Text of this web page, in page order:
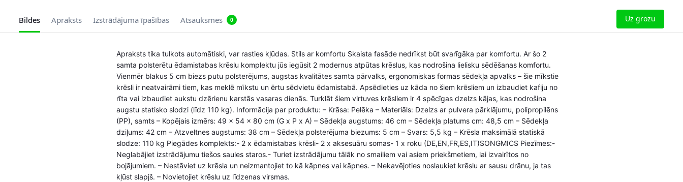
Bildes Apraksts Izstrādājuma īpašības Atsauksmes 0 Uz grozu
Apraksts tika tulkots automātiski, var rasties kļūdas. Stils ar komfortu Skaista fasāde nedrīkst būt svarīgāka par komfortu. Ar šo 2
samta polsterētu ēdamistabas krēslu komplektu jūs iegūsit 2 modernus atpūtas krēslus, kas nodrošina lielisku sēdēšanas komfortu.
Vienmēr blakus 5 cm biezs putu polsterējums, augstas kvalitātes samta pārvalks, ergonomiskas formas sēdekļa apvalks – šie mīkstie
krēsli ir neatvairāmi tiem, kas meklē mīkstu un ērtu sēdvietu ēdamistabā. Apsēdieties uz kāda no šiem krēsliem un izbaudiet kafiju no
rīta vai izbaudiet aukstu dzērienu karstās vasaras dienās. Turklāt šiem virtuves krēsliem ir 4 spēcīgas dzelzs kājas, kas nodrošina
augstu statisko slodzi (līdz 110 kg). Informācija par produktu: – Krāsa: Pelēka – Materiāls: Dzelzs ar pulvera pārklājumu, polipropilēns
(PP), samts – Kopējais izmērs: 49 x 54 x 80 cm (G x P x A) – Sēdekļa augstums: 46 cm – Sēdekļa platums cm: 48,5 cm – Sēdekļa
dziļums: 42 cm – Atzveltnes augstums: 38 cm – Sēdekļa polsterējuma biezums: 5 cm – Svars: 5,5 kg – Krēsla maksimālā statiskā
slodze: 110 kg Piegādes komplekts:- 2 x ēdamistabas krēsli- 2 x aksesuāru somas- 1 x roku (DE,EN,FR,ES,IT)SONGMICS Piezīmes:-
Neglabājiet izstrādājumu tiešos saules staros.- Turiet izstrādājumu tālāk no smailiem vai asiem priekšmetiem, lai izvairītos no
bojājumiem. – Nestāviet uz krēsla un neizmantojiet to kā kāpnes vai kāpnes. – Nekavējoties noslaukiet krēslu ar sausu drānu, ja tas
kļūst slapjš. – Novietojiet krēslu uz līdzenas virsmas.